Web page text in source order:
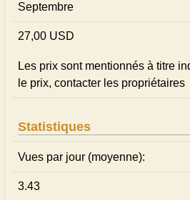
Septembre
27,00 USD
Les prix sont mentionnés à titre
le prix, contacter les propriétaires
Statistiques
Vues par jour (moyenne):
3.43